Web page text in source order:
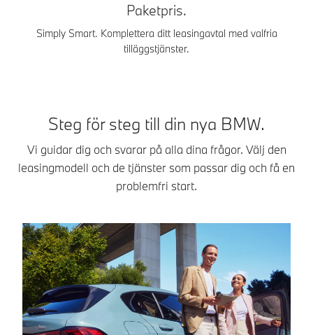
Paketpris.
Simply Smart. Komplettera ditt leasingavtal med valfria
tilläggstjänster.
Steg för steg till din nya BMW.
Vi guidar dig och svarar på alla dina frågor. Välj den
leasingmodell och de tjänster som passar dig och få en
problemfri start.